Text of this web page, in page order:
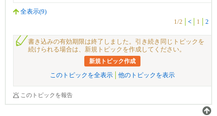
全表示(9)
1/2
< 1 2
書き込みの有効期限は終了しました。引き続き同じトピックを
続けられる場合は、新規トピックを作成してください。
新規トピック作成
このトピックを全表示 他のトピックを表示
このトピックを報告